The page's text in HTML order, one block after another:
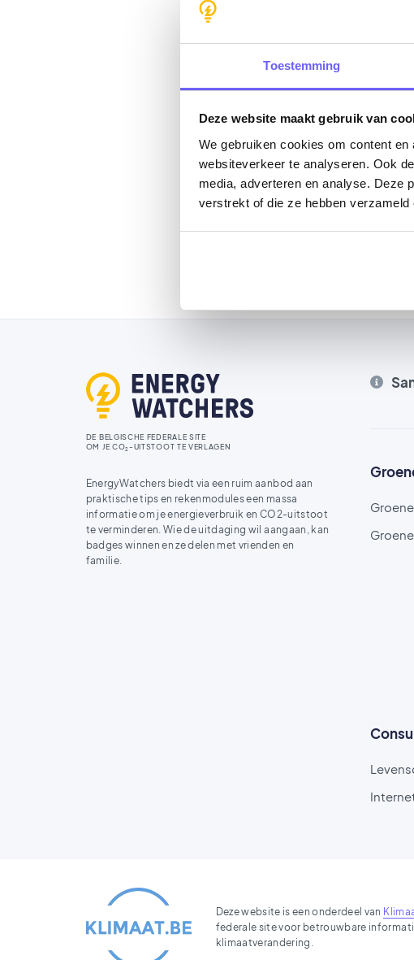
Toestemming
Deze website maakt gebruik van
We gebruiken cookies om content
websiteverkeer te analyseren. Ook
media, adverteren en analyse. Deze
verstrekt of die ze hebben
Er
Je
DE BELGISCHE FEDERALE SITE
OM JE CO2 -UITSTOOT TE VERLAGEN
EnergyWatchers biedt via een ruim aanbod aan
praktische tips en rekenmodules een massa
informatie om je energieverbruik en CO2-uitstoot
te verminderen. Wie de uitdaging wil aangaan, kan
badges winnen en ze delen met vrienden en
familie.
Deze website is een onderdeel van
federale site voor betrouwbare
klimaatverandering.